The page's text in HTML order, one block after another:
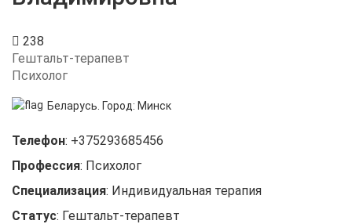
238
Гештальт-терапевт
Психолог
Беларусь. Город: Минск
Телефон: +375293685456
Профессия: Психолог
Специализация: Индивидуальная терапия
Статус: Гештальт-терапевт